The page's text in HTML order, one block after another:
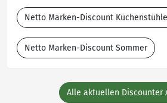
Netto Marken-Discount
Netto Marken-Discount Sommer
Alle aktuellen Discounter